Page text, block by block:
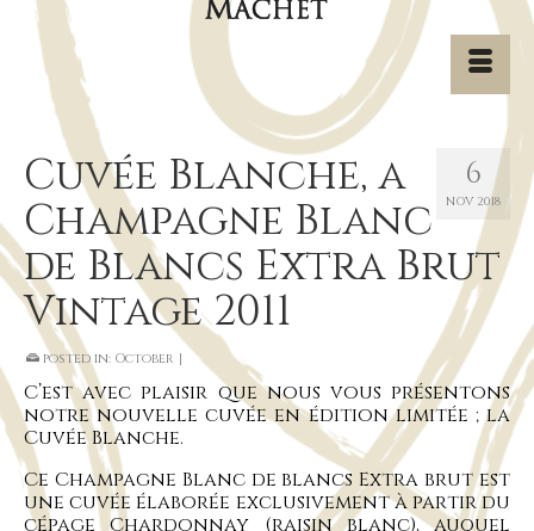
6
NOV 2018
Cuvée Blanche, a
Champagne Blanc
de Blancs Extra Brut
Vintage 2011
posted in: October |
C’est avec plaisir que nous vous présentons
notre nouvelle cuvée en édition limitée ; la
Cuvée Blanche.
Ce Champagne Blanc de blancs Extra brut est
une cuvée élaborée exclusivement à partir du
cépage Chardonnay (raisin blanc), auquel